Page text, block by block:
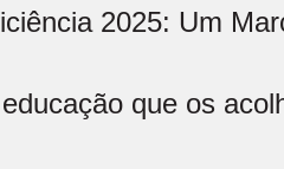
2025: Um
que os